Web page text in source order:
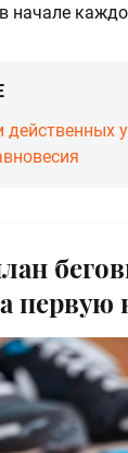
начале
действенных
первую